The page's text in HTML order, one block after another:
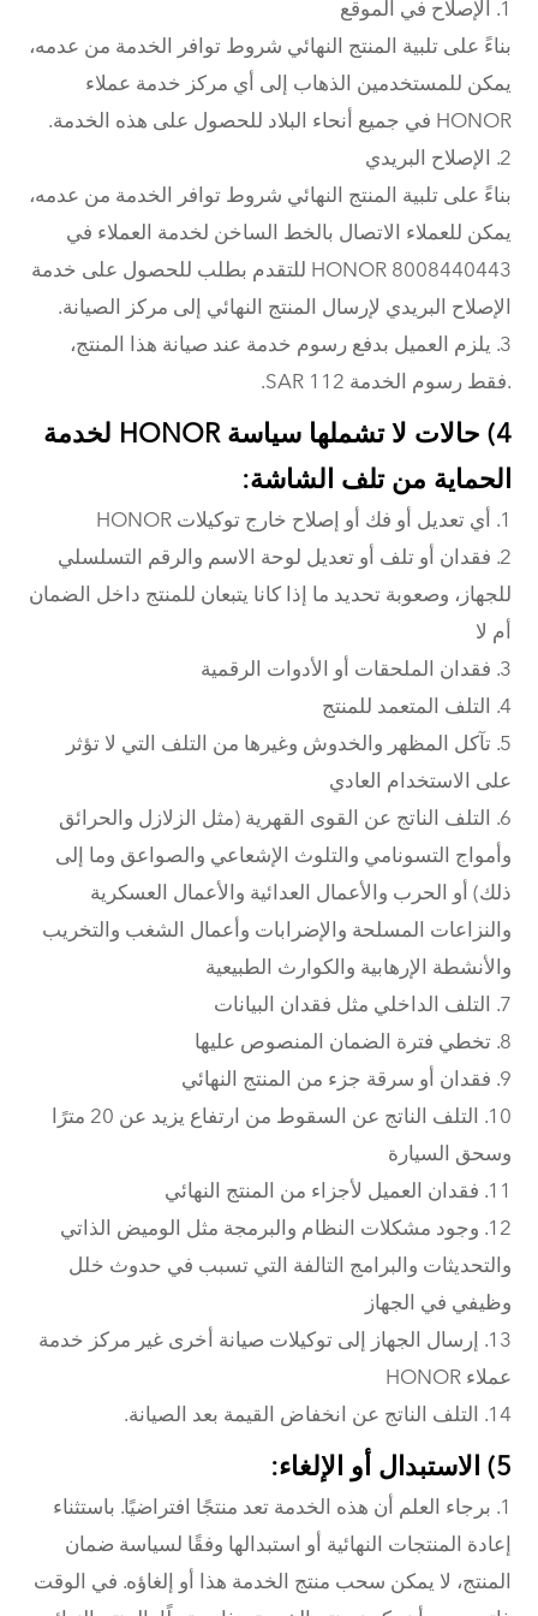
1. الإصلاح في الموقع
بناءً على تلبية المنتج النهائي شروط توافر الخدمة من عدمه،
يمكن للمستخدمين الذهاب إلى أي مركز خدمة عملاء
HONOR في جميع أنحاء البلاد للحصول على هذه الخدمة.
2. الإصلاح البريدي
بناءً على تلبية المنتج النهائي شروط توافر الخدمة من عدمه،
يمكن للعملاء الاتصال بالخط الساخن لخدمة العملاء في
HONOR 8008440443 للتقدم بطلب للحصول على خدمة
الإصلاح البريدي لإرسال المنتج النهائي إلى مركز الصيانة.
3. يلزم العميل بدفع رسوم خدمة عند صيانة هذا المنتج،
.فقط رسوم الخدمة 112 SAR.
4) حالات لا تشملها سياسة HONOR لخدمة
الحماية من تلف الشاشة:
1. أي تعديل أو فك أو إصلاح خارج توكيلات HONOR
2. فقدان أو تلف أو تعديل لوحة الاسم والرقم التسلسلي
للجهاز، وصعوبة تحديد ما إذا كانا يتبعان للمنتج داخل الضمان
أم لا
3. فقدان الملحقات أو الأدوات الرقمية
4. التلف المتعمد للمنتج
5. تآكل المظهر والخدوش وغيرها من التلف التي لا تؤثر
على الاستخدام العادي
6. التلف الناتج عن القوى القهرية (مثل الزلازل والحرائق
وأمواج التسونامي والتلوث الإشعاعي والصواعق وما إلى
ذلك) أو الحرب والأعمال العدائية والأعمال العسكرية
والنزاعات المسلحة والإضرابات وأعمال الشغب والتخريب
والأنشطة الإرهابية والكوارث الطبيعية
7. التلف الداخلي مثل فقدان البيانات
8. تخطي فترة الضمان المنصوص عليها
9. فقدان أو سرقة جزء من المنتج النهائي
10. التلف الناتج عن السقوط من ارتفاع يزيد عن 20 مترًا
وسحق السيارة
11. فقدان العميل لأجزاء من المنتج النهائي
12. وجود مشكلات النظام والبرمجة مثل الوميض الذاتي
والتحديثات والبرامج التالفة التي تسبب في حدوث خلل
وظيفي في الجهاز
13. إرسال الجهاز إلى توكيلات صيانة أخرى غير مركز خدمة
عملاء HONOR
14. التلف الناتج عن انخفاض القيمة بعد الصيانة.
5) الاستبدال أو الإلغاء:
1. برجاء العلم أن هذه الخدمة تعد منتجًا افتراضيًا. باستثناء
إعادة المنتجات النهائية أو استبدالها وفقًا لسياسة ضمان
المنتج، لا يمكن سحب منتج الخدمة هذا أو إلغاؤه. في الوقت